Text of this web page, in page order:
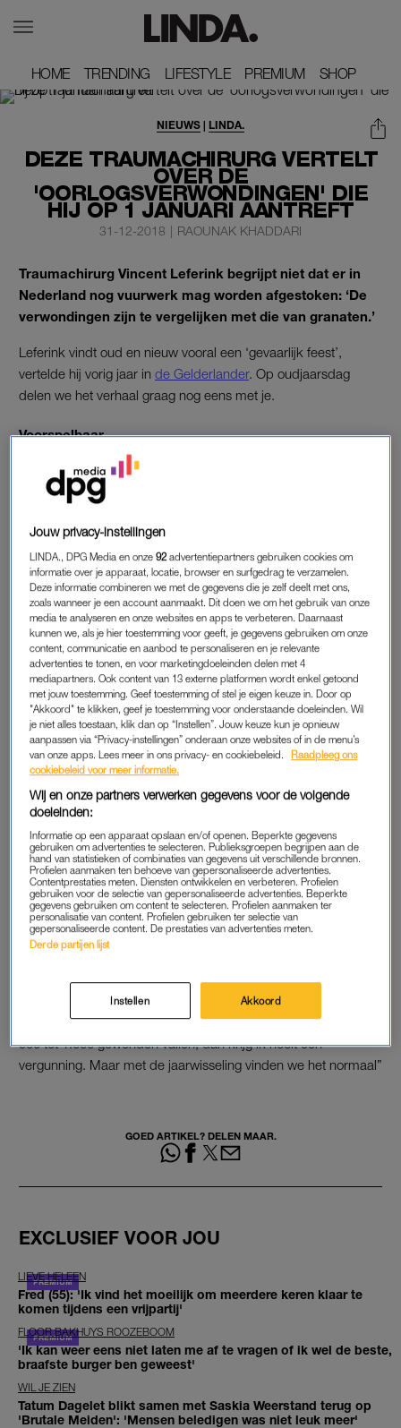
HOME
HOME TRENDING
TRENDING LIFESTYLE
LIFESTYLE PREMIUM
PREMIUM SHOP
SHOP
DEZE TRAUMACHIRURG VERTELT
OVER DE
'OORLOGSVERWONDINGEN' DIE
HIJ OP 1 JANUARI AANTREFT
NIEUWS | LINDA.
31-12-2018 | RAOUNAK KHADDARI
Traumachirurg Vincent Leferink begrijpt niet dat er in
Nederland nog vuurwerk mag worden afgestoken: ‘De
verwondingen zijn te vergelijken met die van granaten.’
Leferink vindt oud en nieuw vooral een ‘gevaarlijk feest’,
vertelde hij vorig jaar in de Gelderlander. Op oudjaarsdag
delen we het verhaal graag nog eens met je.
Voorspelbaar
Op 1 januari heeft de traumachirurg dienst op de
spoedeisende hulpafdeling van het Radboudumc. Hoewel hij
nooit weet met welke verwondingen hij te maken krijgt, heeft
Legaal vuurwerk
Anders dan de meesten wellicht zouden verwachten,
veroorzaakt het legaal gekochte vuurwerk het meeste letsel.
“Vaak ook nog bij omstanders.”
Ernstig letsel
“We proberen bij een ernstig vuurwerkslachtoffer altijd het
maximale te behouden.” Maar dat lukt helaas niet altijd.
“Sommige verwondingen zijn te vergelijken met die van
granaten, mijnen of andere explosieven. Als er totaal geen
gevoel of functionaliteit meer zit in een vinger of hand en ziet
dat het nooit meer gaat komen, dan is amputatie het beste.”
En dat is voor slachtoffers ook een psychische klap, vertelt de
chirurg.
Lees ook
OM waarschuwt: ‘Vuurwerk gooien naar hulpverleners
geldt als poging tot doodslag’
‘Normaal’
Leferink vindt het niet normaal dat er in Nederland door
iedereen vuurwerk mag worden afgestoken. “Als ik op 1 mei
een feestje wil houden waarvan ik op voorhand weet dat er
500 tot 1.000 gewonden vallen, dan krijg ik nooit een
vergunning. Maar met de jaarwisseling vinden we het normaal”
GOED ARTIKEL? DELEN MAAR.
EXCLUSIEF VOOR JOU
LIEVE HELEEN
Fred (55): 'Ik vind het moeilijk om meerdere keren klaar te
komen tijdens een vrijpartij'
FLOOR BAKHUYS ROOZEBOOM
'Ik kan weer eens niet laten me af te vragen of ik wel de beste,
braafste burger ben geweest'
WIL JE ZIEN
Tatum Dagelet blikt samen met Saskia Weerstand terug op
'Brutale Meiden': 'Mensen beledigen was niet leuk meer'
Jouw privacy-instellingen
LINDA., DPG Media en onze92 advertentiepartners gebruiken cookies om
informatie over je apparaat, locatie, browser en surfgedrag te verzamelen.
Deze informatie combineren we met de gegevens die je zelf deelt met ons,
zoals wanneer je een account aanmaakt. Dit doen we om het gebruik van onze
media te analyseren en onze websites en apps te verbeteren. Daarnaast
kunnen we, als je hier toestemming voor geeft, je gegevens gebruiken om onze
content, communicatie en aanbod te personaliseren en je relevante
advertenties te tonen, en voor marketingdoeleinden delen met 4
mediapartners. Ook content van 13 externe platformen wordt enkel getoond
met jouw toestemming. Geef toestemming of stel je eigen keuze in. Door op
"Akkoord" te klikken, geef je toestemming voor onderstaande doeleinden. Wil
je niet alles toestaan, klik dan op “Instellen”. Jouw keuze kun je opnieuw
aanpassen via “Privacy-instellingen” onderaan onze websites of in de menu’s
van onze apps. Lees meer in ons privacy- en cookiebeleid.
Raadpleeg ons
cookiebeleid voor meer informatie.
Wij en onze partners verwerken gegevens voor de volgende
doeleinden:
Informatie op een apparaat opslaan en/of openen. Beperkte gegevens
gebruiken om advertenties te selecteren. Publieksgroepen begrijpen aan de
hand van statistieken of combinaties van gegevens uit verschillende bronnen.
Profielen aanmaken ten behoeve van gepersonaliseerde advertenties.
Contentprestaties meten. Diensten ontwikkelen en verbeteren. Profielen
gebruiken voor de selectie van gepersonaliseerde advertenties. Beperkte
gegevens gebruiken om content te selecteren. Profielen aanmaken ter
personalisatie van content. Profielen gebruiken ter selectie van
gepersonaliseerde content. De prestaties van advertenties meten.
Derde partijen lijst
Instellen Akkoord